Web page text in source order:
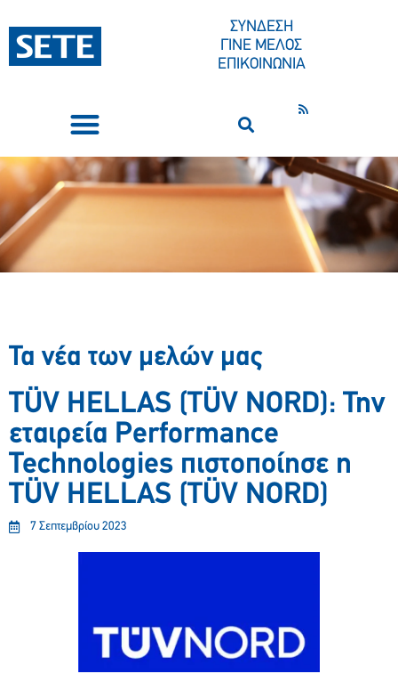
ΣΥΝΔΕΣΗ
ΓΙΝΕ ΜΕΛΟΣ
ΕΠΙΚΟΙΝΩΝΙΑ
Τα νέα των μελών μας
TÜV HELLAS (TÜV NORD): Την
εταιρεία Performance
Technologies πιστοποίησε η
TÜV HELLAS (TÜV NORD)
7 Σεπτεμβρίου 2023